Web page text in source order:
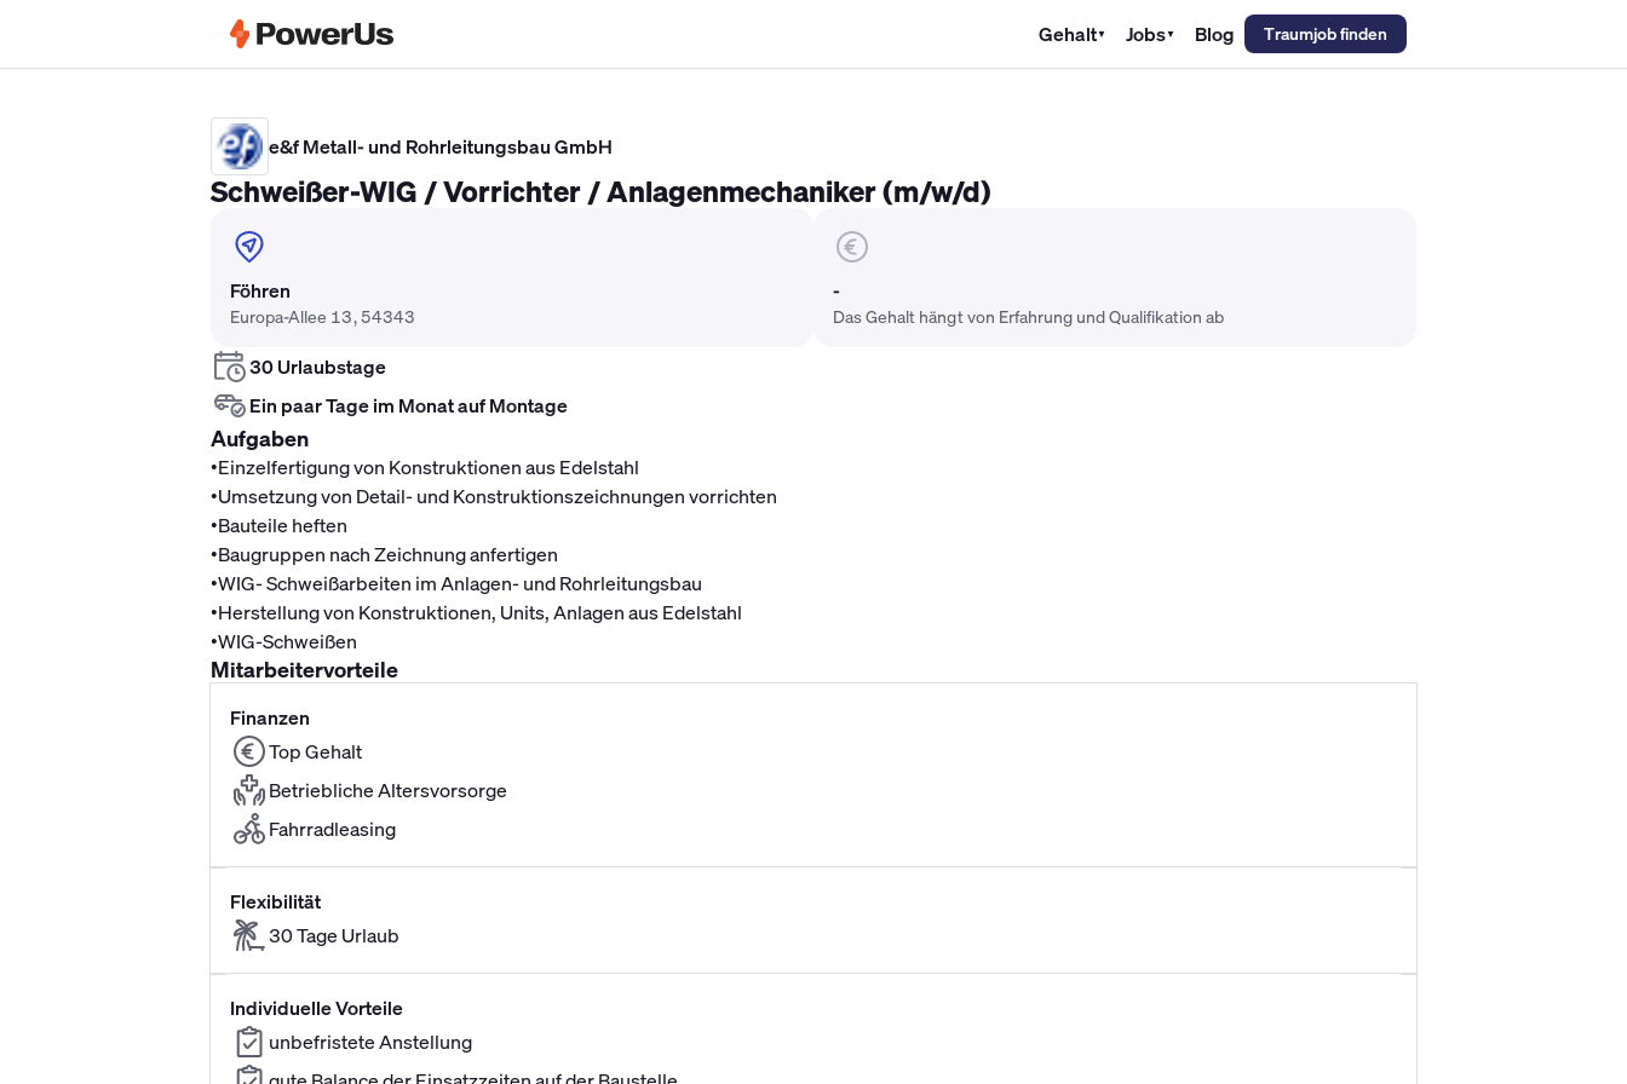
Gehalt▼ Jobs▼ Blog Traumjob finden
e&f Metall- und Rohrleitungsbau GmbH
Schweißer-WIG / Vorrichter / Anlagenmechaniker (m/w/d)
Föhren
Europa-Allee 13, 54343
-
Das Gehalt hängt von Erfahrung und Qualifikation ab
30 Urlaubstage
Ein paar Tage im Monat auf Montage
Aufgaben
•Einzelfertigung von Konstruktionen aus Edelstahl
•Umsetzung von Detail- und Konstruktionszeichnungen vorrichten
•Bauteile heften
•Baugruppen nach Zeichnung anfertigen
•WIG- Schweißarbeiten im Anlagen- und Rohrleitungsbau
•Herstellung von Konstruktionen, Units, Anlagen aus Edelstahl
•WIG-Schweißen
Mitarbeitervorteile
Finanzen
Top Gehalt
Betriebliche Altersvorsorge
Fahrradleasing
Flexibilität
30 Tage Urlaub
Individuelle Vorteile
unbefristete Anstellung